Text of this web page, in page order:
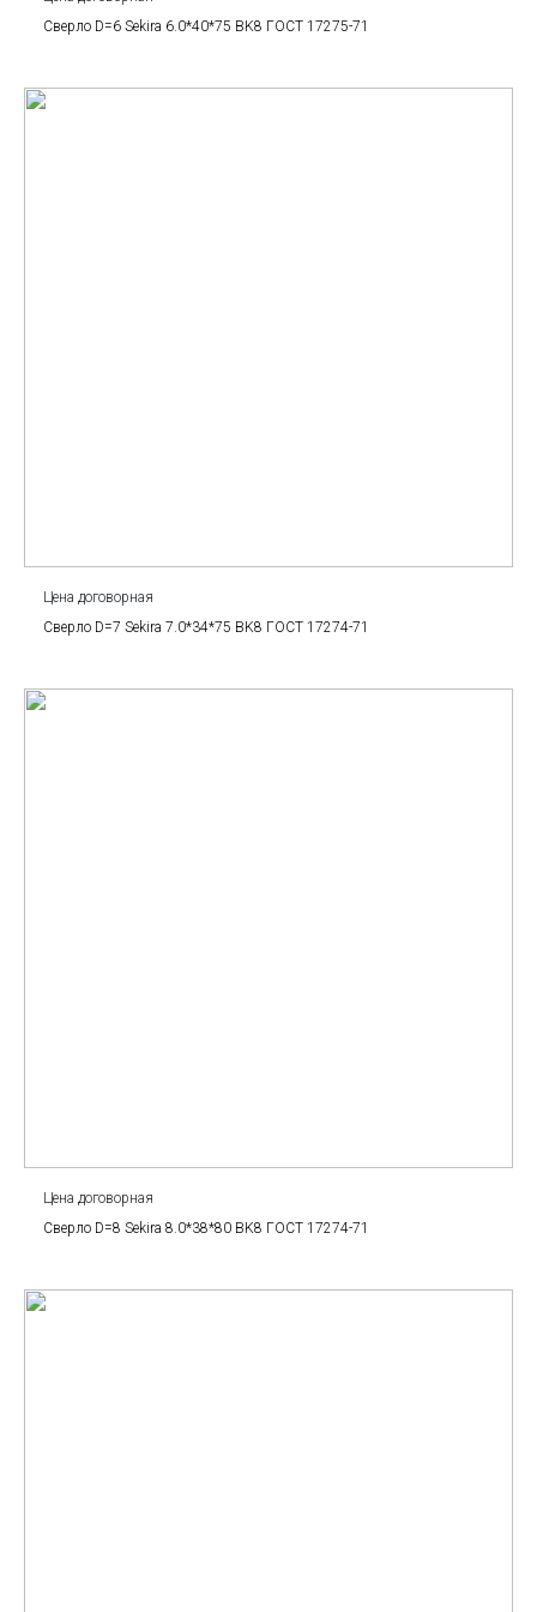
Сверло D=6 Sekira 6.0*40*75 BK8 ГОСТ 17275-71
Цена договорная
Сверло D=7 Sekira 7.0*34*75 BK8 ГОСТ 17274-71
Цена договорная
Сверло D=8 Sekira 8.0*38*80 BK8 ГОСТ 17274-71